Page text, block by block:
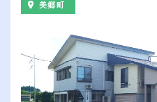
美郷町